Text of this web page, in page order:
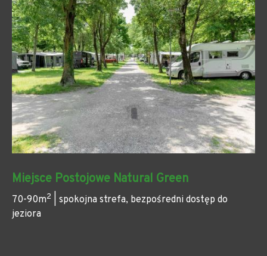
Miejsce Postojowe Natural Green
70-90m2
| spokojna strefa, bezpośredni dostęp do
jeziora